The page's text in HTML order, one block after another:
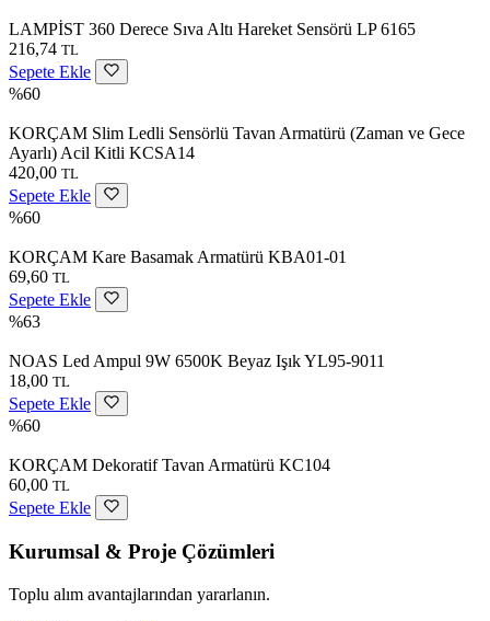
LAMPİST 360 Derece Sıva Altı Hareket Sensörü LP 6165
216,74 TL
Sepete Ekle
%60
KORÇAM Slim Ledli Sensörlü Tavan Armatürü (Zaman ve Gece
Ayarlı) Acil Kitli KCSA14
420,00 TL
Sepete Ekle
%60
KORÇAM Kare Basamak Armatürü KBA01-01
69,60 TL
Sepete Ekle
%63
NOAS Led Ampul 9W 6500K Beyaz Işık YL95-9011
18,00 TL
Sepete Ekle
%60
KORÇAM Dekoratif Tavan Armatürü KC104
60,00 TL
Sepete Ekle
Kurumsal & Proje Çözümleri
Toplu alım avantajlarından yararlanın.